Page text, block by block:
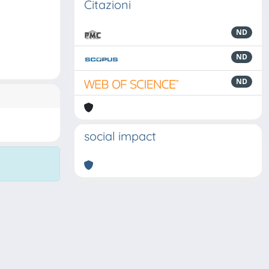
Citazioni
ND
ND
ND
social impact